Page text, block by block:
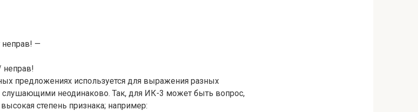
неправ! —
неправ!
предложениях используется для выражения разных
слушающими неодинаково. Так, для ИК-3 может быть вопрос,
степень признака; например: